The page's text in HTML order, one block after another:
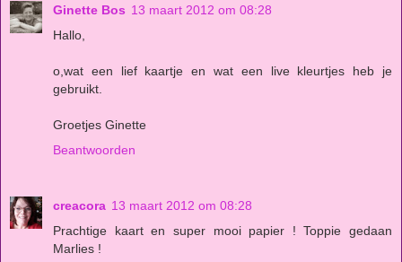
Ginette Bos 13 maart 2012 om 08:28
Hallo,
o,wat een lief kaartje en wat een live kleurtjes heb je
gebruikt.
Groetjes Ginette
Beantwoorden
creacora 13 maart 2012 om 08:28
Prachtige kaart en super mooi papier ! Toppie gedaan
Marlies !